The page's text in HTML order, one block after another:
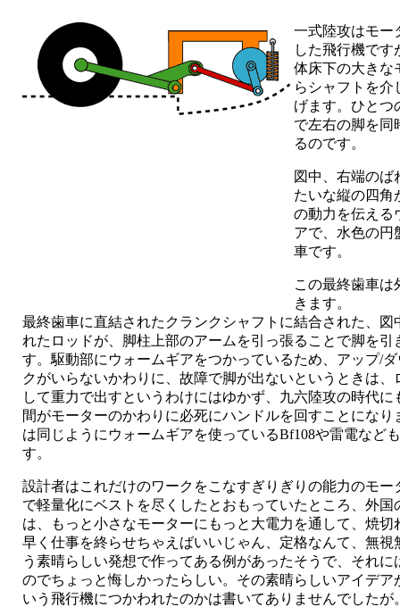
一式陸攻はモー
した飛行機です
体床下の大きな
らシャフトを介
げます。ひとつ
で左右の脚を同
るのです。
図中、右端のば
たいな縦の四角
の動力を伝える
アで、水色の円
車です。
この最終歯車は
きます。
最終歯車に直結されたクランクシャフトに結合された、図
れたロッドが、脚柱上部のアームを引っ張ることで脚を引
す。駆動部にウォームギアをつかっているため、アップ/
クがいらないかわりに、故障で脚が出ないというときは、
して重力で出すというわけにはゆかず、九六陸攻の時代に
間がモーターのかわりに必死にハンドルを回すことになり
は同じようにウォームギアを使っているBf108や雷電など
す。
設計者はこれだけのワークをこなすぎりぎりの能力のモー
で軽量化にベストを尽くしたとおもっていたところ、外国
は、もっと小さなモーターにもっと大電力を通して、焼切
早く仕事を終らせちゃえばいいじゃん、定格なんて、無視
う素晴らしい発想で作ってある例があったそうで、それに
のでちょっと悔しかったらしい。その素晴らしいアイデア
いう飛行機につかわれたのかは書いてありませんでしたが